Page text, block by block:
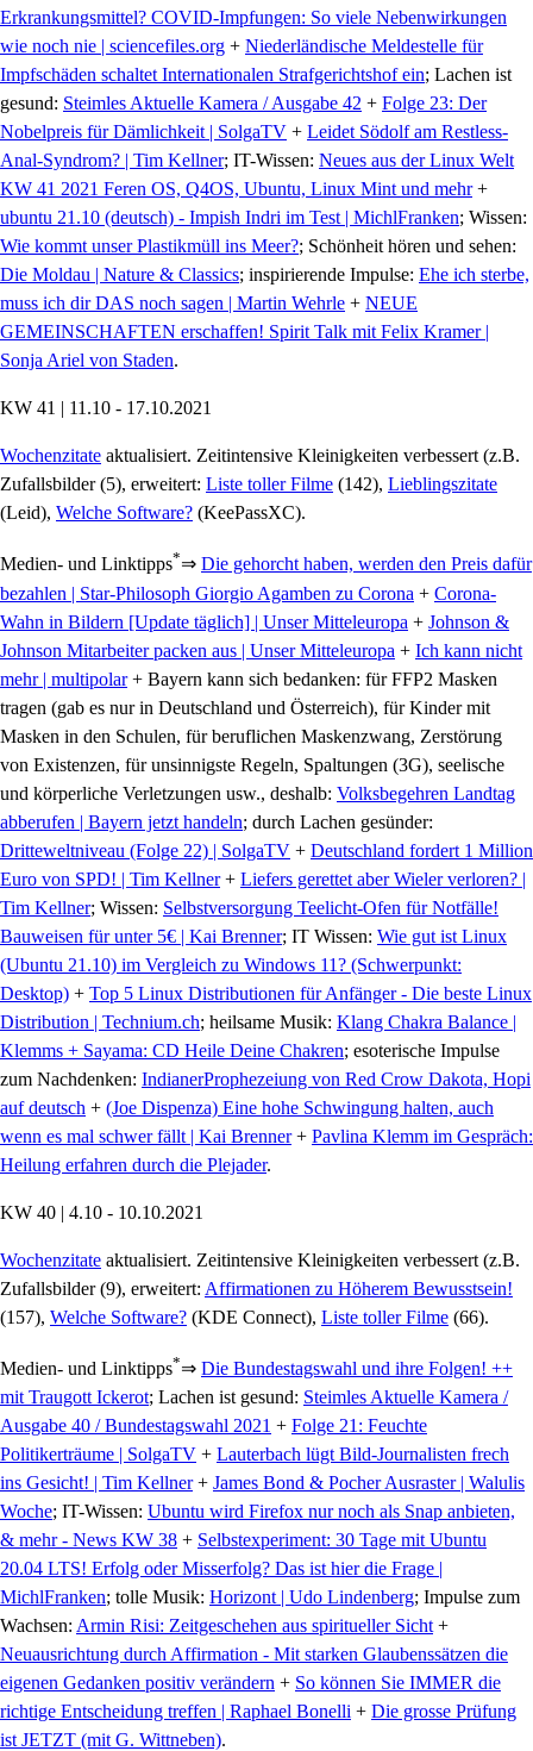
Erkrankungsmittel? COVID-Impfungen: So viele Nebenwirkungen
wie noch nie | sciencefiles.org + Niederländische Meldestelle für
Impfschäden schaltet Internationalen Strafgerichtshof ein; Lachen ist
gesund: Steimles Aktuelle Kamera / Ausgabe 42 + Folge 23: Der
Nobelpreis für Dämlichkeit | SolgaTV + Leidet Södolf am Restless-
Anal-Syndrom? | Tim Kellner; IT-Wissen: Neues aus der Linux Welt
KW 41 2021 Feren OS, Q4OS, Ubuntu, Linux Mint und mehr+
ubuntu 21.10 (deutsch) - Impish Indri im Test | MichlFranken; Wissen:
Wie kommt unser Plastikmüll ins Meer?; Schönheit hören und sehen:
Die Moldau | Nature & Classics; inspirierende Impulse: Ehe ich sterbe,
muss ich dir DAS noch sagen | Martin Wehrle + NEUE
GEMEINSCHAFTEN erschaffen! Spirit Talk mit Felix Kramer |
Sonja Ariel von Staden.
KW 41 | 11.10 - 17.10.2021
Wochenzitate aktualisiert. Zeitintensive Kleinigkeiten verbessert (z.B.
Zufallsbilder (5), erweitert: Liste toller Filme (142), Lieblingszitate
(Leid), Welche Software? (KeePassXC).
Medien- und Linktipps*⇒ Die gehorcht haben, werden den Preis dafür
bezahlen | Star-Philosoph Giorgio Agamben zu Corona + Corona-
Wahn in Bildern [Update täglich] | Unser Mitteleuropa + Johnson &
Johnson Mitarbeiter packen aus | Unser Mitteleuropa + Ich kann nicht
mehr | multipolar+ Bayern kann sich bedanken: für FFP2 Masken
tragen (gab es nur in Deutschland und Österreich), für Kinder mit
Masken in den Schulen, für beruflichen Maskenzwang, Zerstörung
von Existenzen, für unsinnigste Regeln, Spaltungen (3G), seelische
und körperliche Verletzungen usw., deshalb: Volksbegehren Landtag
abberufen | Bayern jetzt handeln; durch Lachen gesünder:
Dritteweltniveau (Folge 22) | SolgaTV + Deutschland fordert 1 Million
Euro von SPD! | Tim Kellner+ Liefers gerettet aber Wieler verloren? |
Tim Kellner; Wissen: Selbstversorgung Teelicht-Ofen für Notfälle!
Bauweisen für unter 5€ | Kai Brenner; IT Wissen: Wie gut ist Linux
(Ubuntu 21.10) im Vergleich zu Windows 11? (Schwerpunkt:
Desktop) + Top 5 Linux Distributionen für Anfänger - Die beste Linux
Distribution | Technium.ch; heilsame Musik: Klang Chakra Balance |
Klemms + Sayama: CD Heile Deine Chakren; esoterische Impulse
zum Nachdenken: IndianerProphezeiung von Red Crow Dakota, Hopi
auf deutsch + (Joe Dispenza) Eine hohe Schwingung halten, auch
wenn es mal schwer fällt | Kai Brenner+ Pavlina Klemm im Gespräch:
Heilung erfahren durch die Plejader.
KW 40 | 4.10 - 10.10.2021
Wochenzitate aktualisiert. Zeitintensive Kleinigkeiten verbessert (z.B.
Zufallsbilder (9), erweitert: Affirmationen zu Höherem Bewusstsein!
(157), Welche Software? (KDE Connect), Liste toller Filme (66).
Medien- und Linktipps*⇒ Die Bundestagswahl und ihre Folgen! ++
mit Traugott Ickerot; Lachen ist gesund: Steimles Aktuelle Kamera /
Ausgabe 40 / Bundestagswahl 2021 + Folge 21: Feuchte
Politikerträume | SolgaTV + Lauterbach lügt Bild-Journalisten frech
ins Gesicht! | Tim Kellner+ James Bond & Pocher Ausraster | Walulis
Woche; IT-Wissen: Ubuntu wird Firefox nur noch als Snap anbieten,
& mehr - News KW 38 + Selbstexperiment: 30 Tage mit Ubuntu
20.04 LTS! Erfolg oder Misserfolg? Das ist hier die Frage |
MichlFranken; tolle Musik: Horizont | Udo Lindenberg; Impulse zum
Wachsen: Armin Risi: Zeitgeschehen aus spiritueller Sicht +
Neuausrichtung durch Affirmation - Mit starken Glaubenssätzen die
eigenen Gedanken positiv verändern + So können Sie IMMER die
richtige Entscheidung treffen | Raphael Bonelli + Die grosse Prüfung
ist JETZT (mit G. Wittneben).